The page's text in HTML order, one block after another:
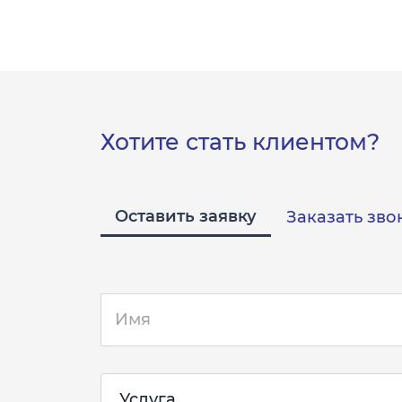
Хотите стать клиентом?
Оставить заявку Заказать